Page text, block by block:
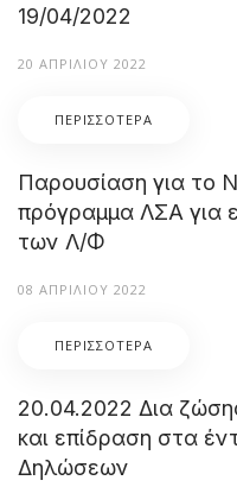
19/04/2022
20 ΑΠΡΙΛΊΟΥ 2022
ΠΕΡΙΣΣΌΤΕΡΑ
Παρουσίαση για το
πρόγραμμα ΛΣΑ για
των Λ/Φ
08 ΑΠΡΙΛΊΟΥ 2022
ΠΕΡΙΣΣΌΤΕΡΑ
20.04.2022 Δια
και επίδραση στα
Δηλώσεων